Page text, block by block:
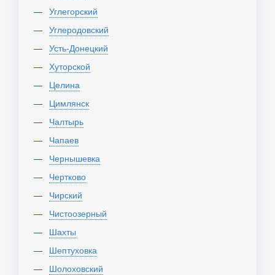
Углегорский
Углеродовский
Усть-Донецкий
Хуторской
Целина
Цимлянск
Чалтырь
Чапаев
Чернышевка
Чертково
Чирский
Чистоозерный
Шахты
Шептуховка
Шолоховский